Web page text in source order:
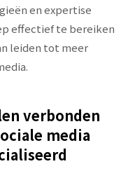
en expertise
effectief te bereiken
leiden tot meer
verbonden
media